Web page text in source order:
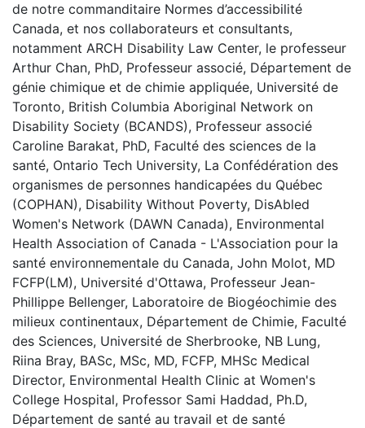
de notre commanditaire Normes d’accessibilité
Canada, et nos collaborateurs et consultants,
notamment ARCH Disability Law Center, le professeur
Arthur Chan, PhD, Professeur associé, Département de
génie chimique et de chimie appliquée, Université de
Toronto, British Columbia Aboriginal Network on
Disability Society (BCANDS), Professeur associé
Caroline Barakat, PhD, Faculté des sciences de la
santé, Ontario Tech University, La Confédération des
organismes de personnes handicapées du Québec
(COPHAN), Disability Without Poverty, DisAbled
Women's Network (DAWN Canada), Environmental
Health Association of Canada - L'Association pour la
santé environnementale du Canada, John Molot, MD
FCFP(LM), Université d'Ottawa, Professeur Jean-
Phillippe Bellenger, Laboratoire de Biogéochimie des
milieux continentaux, Département de Chimie, Faculté
des Sciences, Université de Sherbrooke, NB Lung,
Riina Bray, BASc, MSc, MD, FCFP, MHSc Medical
Director, Environmental Health Clinic at Women's
College Hospital, Professor Sami Haddad, Ph.D,
Département de santé au travail et de santé